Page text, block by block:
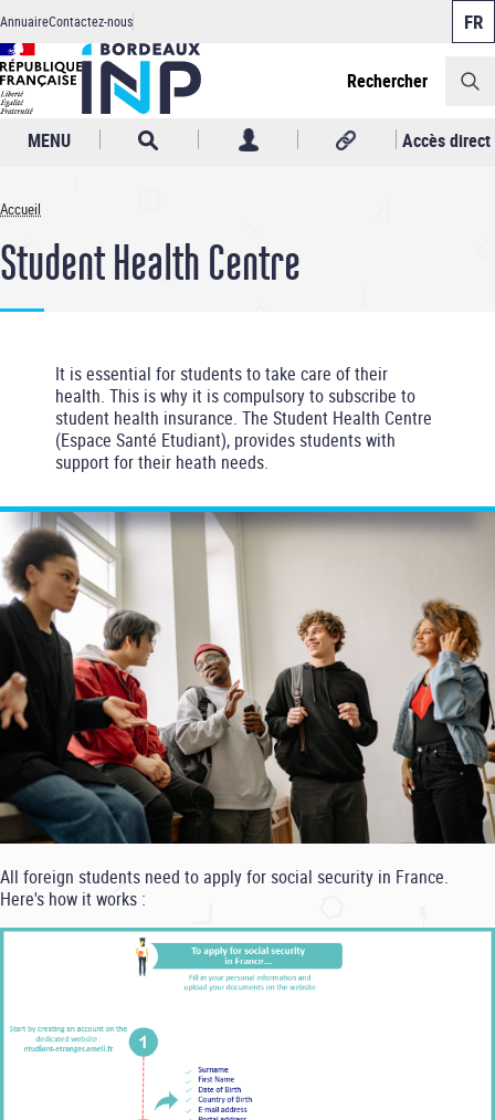
Aller
au
contenu
principal
Header
AnnuaireContactez-nous
Rechercher
MENU Accès direct
Fil
d'Ariane
Accueil
Student Health Centre
It is essential for students to take care of their
health. This is why it is compulsory to subscribe to
student health insurance. The Student Health Centre
(Espace Santé Etudiant), provides students with
support for their heath needs.
All foreign students need to apply for social security in France.
Here's how it works :
Panneau de gestion des cookies